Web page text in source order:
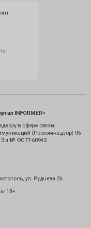
INFORMER»
в сфере связи,
(Роскомнадзор) 05
Эл № ФС77-60943.
ул. Руднева 26.
18+